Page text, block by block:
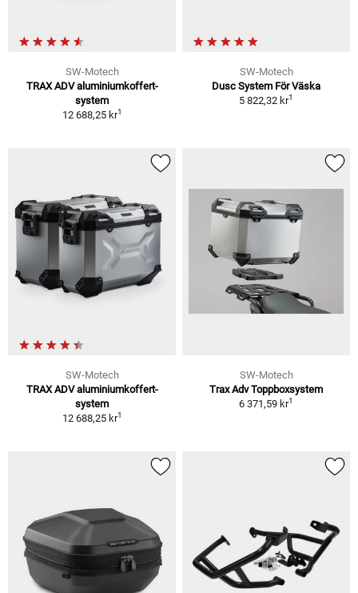
SW-Motech
TRAX ADV aluminiumkoffert-
system
12 688,25 kr1
SW-Motech
Dusc System För Väska
5 822,32 kr1
SW-Motech
TRAX ADV aluminiumkoffert-
system
12 688,25 kr1
SW-Motech
Trax Adv Toppboxsystem
6 371,59 kr1